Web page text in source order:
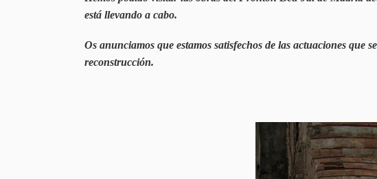
está llevando a cabo.
Os anunciamos que estamos satisfechos de las actuaciones
reconstrucción.